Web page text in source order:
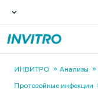
ИНВИТРО Анализы
Протозойные инфекции